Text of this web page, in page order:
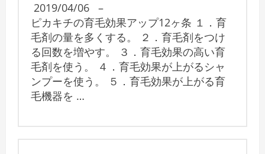
2019/04/06
–
ピカキチの育毛効果アップ12ヶ条 １．育
毛剤の量を多くする。 ２．育毛剤をつけ
る回数を増やす。 ３．育毛効果の高い育
毛剤を使う。 ４．育毛効果が上がるシャ
ンプーを使う。 ５．育毛効果が上がる育
毛機器を …